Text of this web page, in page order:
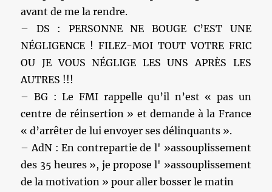
avant de me la rendre.
– DS : PERSONNE NE BOUGE C’EST UNE
NÉGLIGENCE ! FILEZ-MOI TOUT VOTRE FRIC
OU JE VOUS NÉGLIGE LES UNS APRÈS LES
AUTRES !!!
– BG : Le FMI rappelle qu’il n’est « pas un
centre de réinsertion » et demande à la France
« d’arrêter de lui envoyer ses délinquants ».
– AdN : En contrepartie de l' »assouplissement
des 35 heures », je propose l' »assouplissement
de la motivation » pour aller bosser le matin